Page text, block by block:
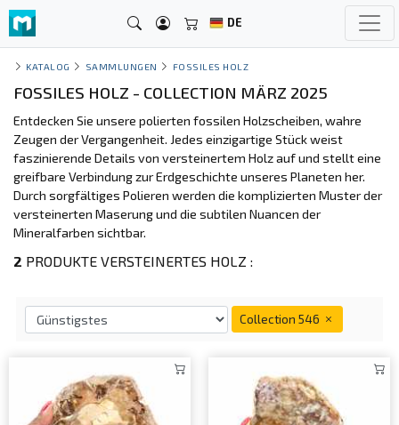
DE
KATALOG SAMMLUNGEN FOSSILES HOLZ
FOSSILES HOLZ - COLLECTION MÄRZ 2025
Entdecken Sie unsere polierten fossilen Holzscheiben, wahre
Zeugen der Vergangenheit. Jedes einzigartige Stück weist
faszinierende Details von versteinertem Holz auf und stellt eine
greifbare Verbindung zur Erdgeschichte unseres Planeten her.
Durch sorgfältiges Polieren werden die komplizierten Muster der
versteinerten Maserung und die subtilen Nuancen der
Mineralfarben sichtbar.
2 PRODUKTE VERSTEINERTES HOLZ :
Collection 546